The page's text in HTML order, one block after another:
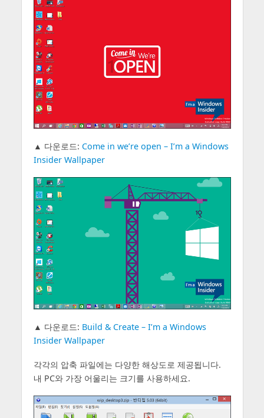
▲ 다운로드: Come in we’re open – I’m a Windows
Insider Wallpaper
▲ 다운로드: Build & Create – I’m a Windows
Insider Wallpaper
각각의 압축 파일에는 다양한 해상도로 제공됩니다.
내 PC와 가장 어울리는 크기를 사용하세요.